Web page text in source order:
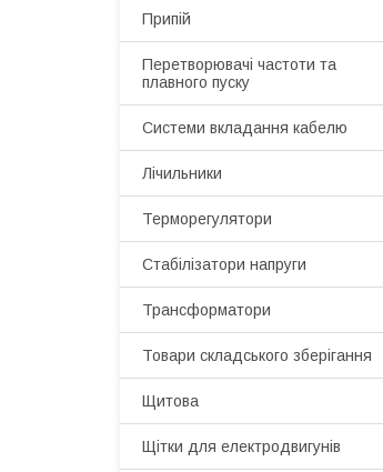
Припій
Перетворювачі частоти та
плавного пуску
Системи вкладання кабелю
Лічильники
Терморегулятори
Стабілізатори напруги
Трансформатори
Товари складського зберігання
Щитова
Щітки для електродвигунів